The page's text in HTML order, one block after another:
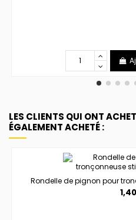
LES CLIENTS QUI ONT
ÉGALEMENT ACHETÉ :
Rondelle de pignon pour